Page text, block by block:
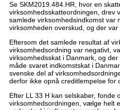
Se SKM2019.484.HR, hvor en
virksomhedsskatteordningen, drev
samlede virksomhedsindkomst var
virksomheden overskud, og der
Eftersom det samlede resultat af
virksomhedsordning var negativt,
virksomhedsskat i Danmark, og
måde svaret indkomstskat i
svenske del af
derfor ikke opnå creditlempelse for
Efter LL 33 H kan selskaber, fonde
virksomhedsordningen, vælge helt